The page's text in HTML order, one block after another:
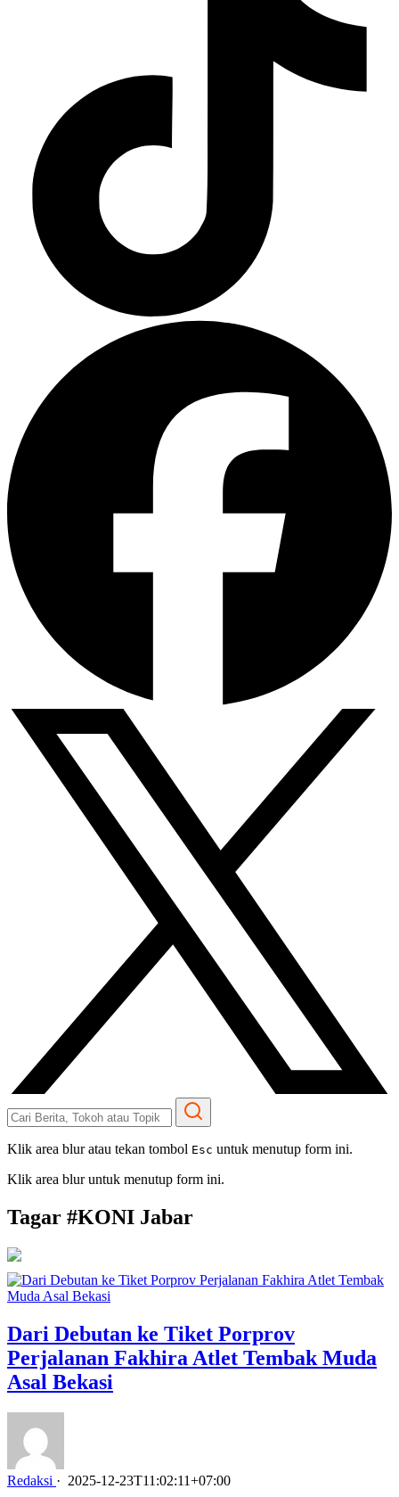
Klik area blur atau tekan tombol Esc untuk menutup form ini.
Klik area blur untuk menutup form ini.
Tagar #KONI Jabar
Dari Debutan ke Tiket Porprov
Perjalanan Fakhira Atlet Tembak Muda
Asal Bekasi
Redaksi · 2025-12-23T11:02:11+07:00